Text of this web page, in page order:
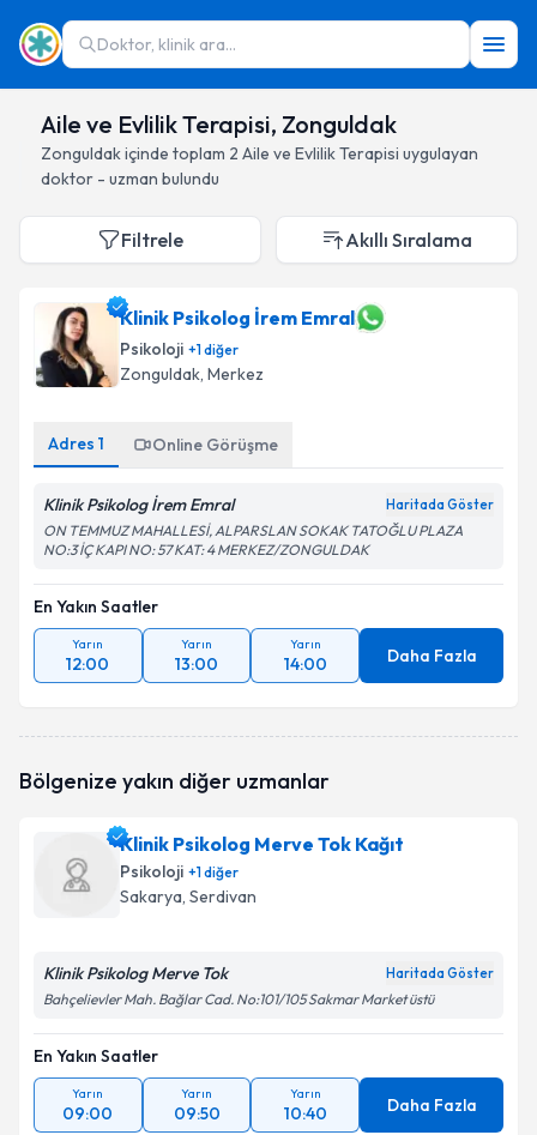
Doktor, klinik ara...
Aile ve Evlilik Terapisi, Zonguldak
Zonguldakiçinde toplam 2 Aile ve Evlilik Terapisi uygulayan
doktor - uzman bulundu
Filtrele Akıllı Sıralama
Klinik Psikolog İrem Emral
Psikoloji +1diğer
Zonguldak, Merkez
Adres 1 Online Görüşme
Klinik Psikolog İrem Emral Haritada Göster
ON TEMMUZ MAHALLESİ, ALPARSLAN SOKAK TATOĞLU PLAZA
NO:3 İÇ KAPI NO: 57 KAT: 4 MERKEZ/ZONGULDAK
En Yakın Saatler
Yarın
12:00
Yarın
13:00
Yarın
14:00 Daha Fazla
Bölgenize yakın diğer uzmanlar
Klinik Psikolog Merve Tok Kağıt
Psikoloji +1diğer
Sakarya, Serdivan
Klinik Psikolog Merve Tok Haritada Göster
Bahçelievler Mah. Bağlar Cad. No:101/105 Sakmar Market üstü
En Yakın Saatler
Yarın
09:00
Yarın
09:50
Yarın
10:40 Daha Fazla